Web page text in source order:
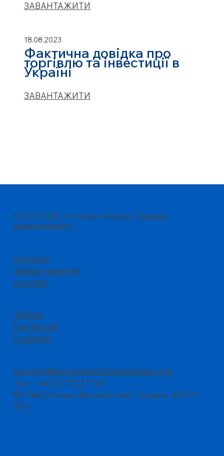
ЗАВАНТАЖИТИ
Фактична довідка про
торгівлю та інвестиції в
Україні
18.08.2023
ЗАВАНТАЖИТИ
© 2023 UBBC. Усі права захищено. Політика
конфіденційності
london@ukrainebritainbusiness.org
Тел.: +44 20 7222 7100
80 Petty France, Вестмінстер, Лондон, SW1H
9EX
додому
Завантаження
контакт
Twitter
Facebook
LinkedIn